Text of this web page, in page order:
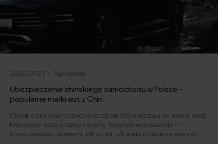
2026.07.23 • Samochód
Ubezpieczenie chińskiego samochodu w Polsce –
popularne marki aut z Chin
Chińskie marki samochodów coraz śmielej wkraczają na polskie drogi.
Kierowców kuszą atrakcyjną ceną, bogatym wyposażeniem i
nowoczesnymi napędami, ale przed zakupem pojawia się również